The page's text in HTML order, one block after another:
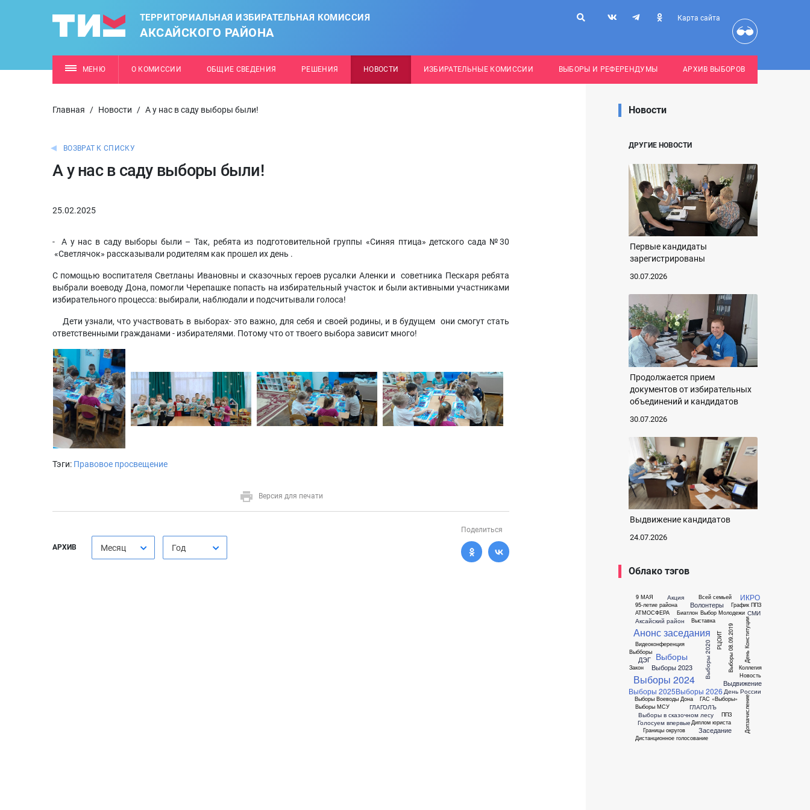
ТЕРРИТОРИАЛЬНАЯ ИЗБИРАТЕЛЬНАЯ КОМИССИЯ
АКСАЙСКОГО РАЙОНА
Карта сайта
МЕНЮ О КОМИССИИ ОБЩИЕ СВЕДЕНИЯ РЕШЕНИЯ НОВОСТИ ИЗБИРАТЕЛЬНЫЕ КОМИССИИ ВЫБОРЫ И РЕФЕРЕНДУМЫ АРХИВ ВЫБОРОВ
Главная / Новости / А у нас в саду выборы были!
ВОЗВРАТ К СПИСКУ
А у нас в саду выборы были!
25.02.2025
- А у нас в саду выборы были – Так, ребята из подготовительной группы «Синяя птица» детского сада №30
«Светлячок» рассказывали родителям как прошел их день .
С помощью воспитателя Светланы Ивановны и сказочных героев русалки Аленки и советника Пескаря ребята
выбрали воеводу Дона, помогли Черепашке попасть на избирательный участок и были активными участниками
избирательного процесса: выбирали, наблюдали и подсчитывали голоса!
Дети узнали, что участвовать в выборах- это важно, для себя и своей родины, и в будущем они смогут стать
ответственными гражданами - избирателями. Потому что от твоего выбора зависит много!
Тэги: Правовое просвещение
Версия для печати
АРХИВ Месяц Год
Поделиться
Новости
ДРУГИЕ НОВОСТИ
Первые кандидаты
зарегистрированы
30.07.2026
Продолжается прием
документов от избирательных
объединений и кандидатов
30.07.2026
Выдвижение кандидатов
24.07.2026
Облако тэгов
9 МАЯ
95-летие района
АТМОСФЕРА
Аксайский район
Акция
Анонс заседания
Биатлон
Видеоконференция
Волонтеры
Всей семьей
Выбборы
Выбор Молодежи
Выборы Выборы 08.09.2019
Выборы 2020
Выборы 2023
Выборы 2024
Выборы 2025Выборы 2026
Выборы Воеводы Дона
Выборы МСУ
Выборы в сказочном лесу
Выдвижение
Выставка
ГАС «Выборы»
ГЛАГОЛЪ
Голосуем впервые
Границы округов
График ППЗ
ДЭГ День Конституции
День России
Диплом юриста
Дистанционное голосование
Допзачисление
Закон
Заседание
ИКРО
Коллегия
Новость
ППЗ
РЦОИТ
СМИ